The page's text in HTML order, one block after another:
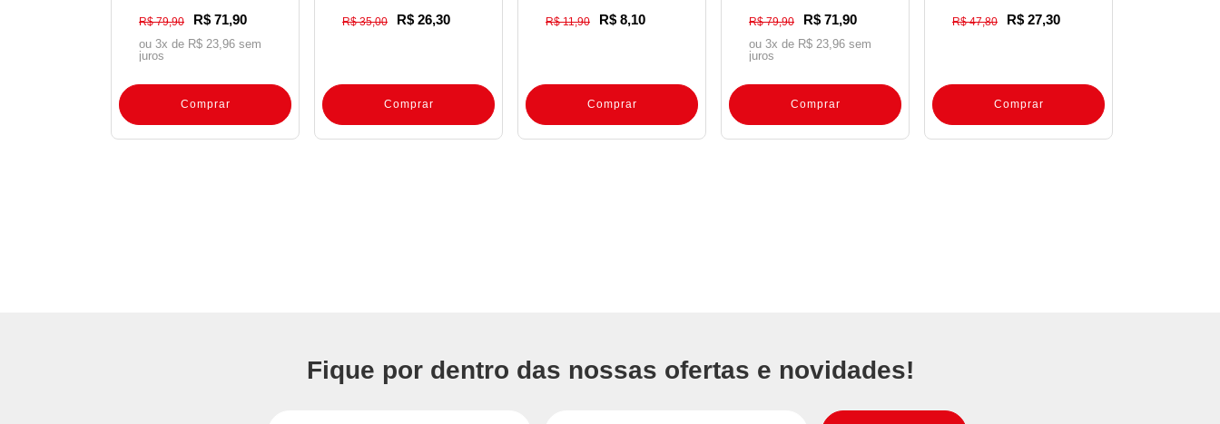
R$ 79,90 R$ 71,90
ou 3x de R$ 23,96 sem
juros
Comprar
R$ 35,00 R$ 26,30
Comprar
R$ 11,90 R$ 8,10
Comprar
R$ 79,90 R$ 71,90
ou 3x de R$ 23,96 sem
juros
Comprar
R$ 47,80 R$ 27,30
Comprar
Fique por dentro das nossas ofertas e novidades!